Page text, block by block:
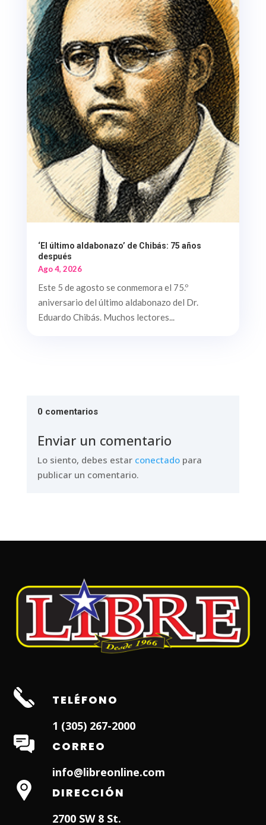
‘El último aldabonazo’ de Chibás: 75 años
después
Ago 4, 2026
Este 5 de agosto se conmemora el 75.º
aniversario del último aldabonazo del Dr.
Eduardo Chibás. Muchos lectores...
0 comentarios
Enviar un comentario
Lo siento, debes estar conectadopara
publicar un comentario.
TELÉFONO
1 (305) 267-2000
CORREO
info@libreonline.com
DIRECCIÓN
2700 SW 8 St.